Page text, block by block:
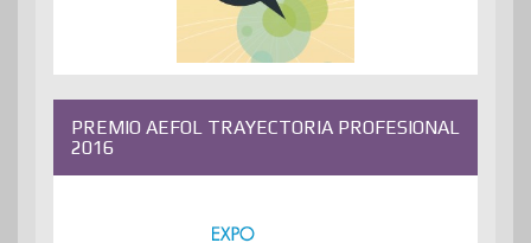
PREMIO AEFOL TRAYECTORIA PROFESIONAL
2016